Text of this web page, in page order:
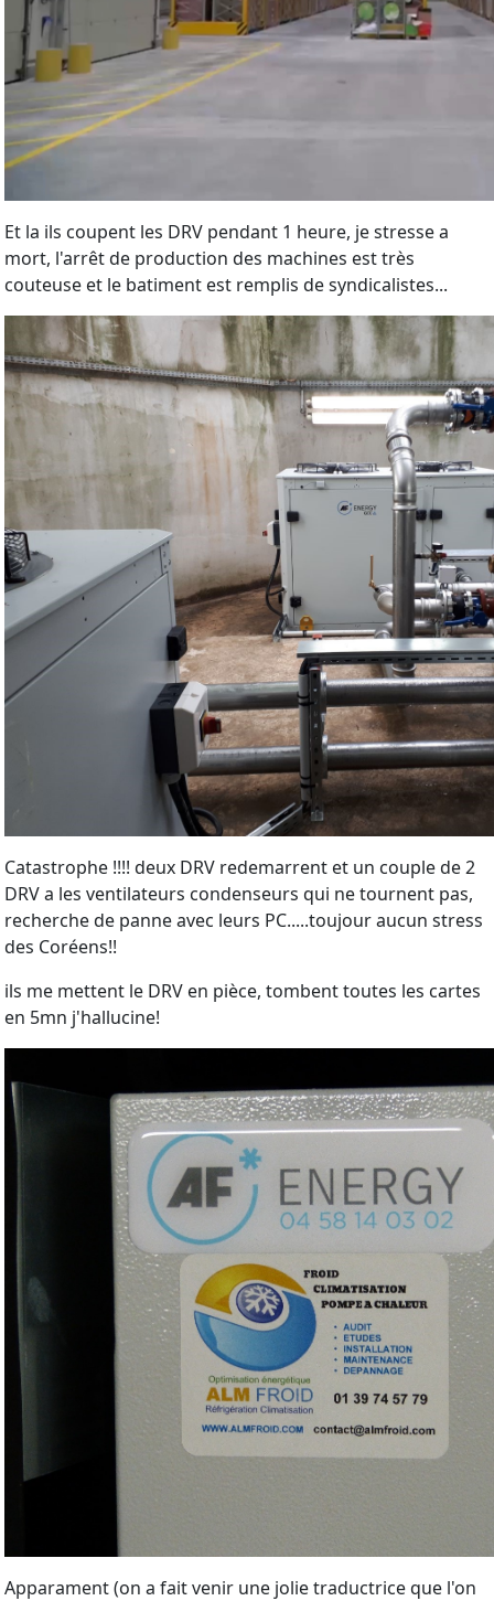
Et la ils coupent les DRV pendant 1 heure, je stresse a
mort, l'arrêt de production des machines est très
couteuse et le batiment est remplis de syndicalistes...
Catastrophe !!!! deux DRV redemarrent et un couple de 2
DRV a les ventilateurs condenseurs qui ne tournent pas,
recherche de panne avec leurs PC.....toujour aucun stress
des Coréens!!
ils me mettent le DRV en pièce, tombent toutes les cartes
en 5mn j'hallucine!
Apparament (on a fait venir une jolie traductrice que l'on